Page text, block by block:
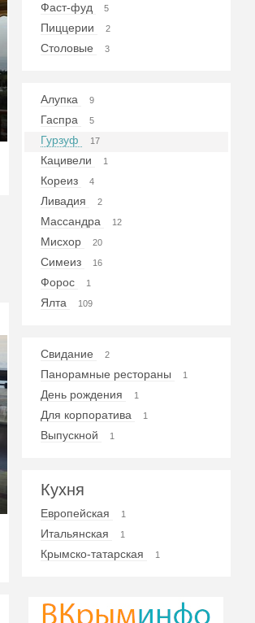
Фаст-фуд 5
Пиццерии 2
Столовые 3
Алупка 9
Гаспра 5
Гурзуф 17
Кацивели 1
Кореиз 4
Ливадия 2
Массандра 12
Мисхор 20
Симеиз 16
Форос 1
Ялта 109
Свидание 2
Панорамные рестораны 1
День рождения 1
Для корпоратива 1
Выпускной 1
Кухня
Европейская 1
Итальянская 1
Крымско-татарская 1